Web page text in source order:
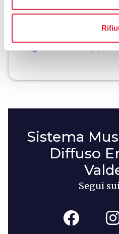
local_library
Sistema
Diffuso
Segui